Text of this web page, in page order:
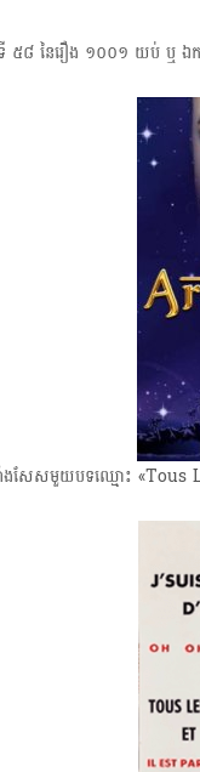
គទី ៥៨​ ​នៃរឿង​ ១០០១ ​យប់​ ឬ
រាំងសែសមួយបទឈ្មោះ